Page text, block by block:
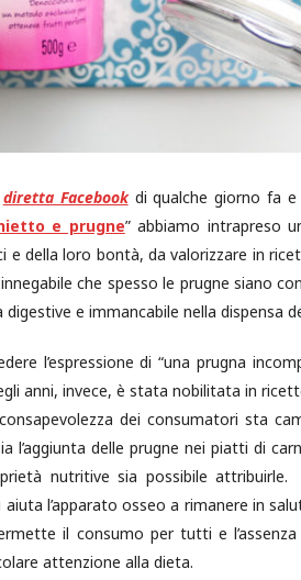
diretta Facebookdi qualche giorno fa e
e prugne” abbiamo intrapreso
e della loro bontà, da valorizzare in
che spesso le prugne siano
e immancabile nella dispensa
l’espressione di “una prugna
anni, invece, è stata nobilitata in
dei consumatori sta
l’aggiunta delle prugne nei piatti di
nutritive sia possibile attribuirle.
l’apparato osseo a rimanere in
il consumo per tutti e
attenzione alla dieta.